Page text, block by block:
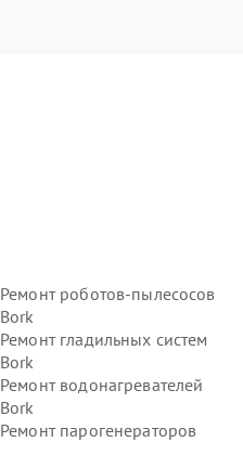
Ремонт роботов-пылесосов
Bork
Ремонт гладильных систем
Bork
Ремонт водонагревателей
Bork
Ремонт парогенераторов